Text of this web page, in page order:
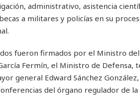
administrativo, asistencia
a militares y policías en su
fueron firmados por el Ministro del
Fermín, el Ministro de Defensa,
general Edward Sánchez
del órgano regulador de